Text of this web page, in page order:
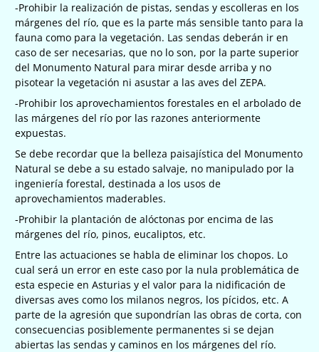
-Prohibir la realización de pistas, sendas y escolleras en los
márgenes del río, que es la parte más sensible tanto para la
fauna como para la vegetación. Las sendas deberán ir en
caso de ser necesarias, que no lo son, por la parte superior
del Monumento Natural para mirar desde arriba y no
pisotear la vegetación ni asustar a las aves del ZEPA.
-Prohibir los aprovechamientos forestales en el arbolado de
las márgenes del río por las razones anteriormente
expuestas.
Se debe recordar que la belleza paisajística del Monumento
Natural se debe a su estado salvaje, no manipulado por la
ingeniería forestal, destinada a los usos de
aprovechamientos maderables.
-Prohibir la plantación de alóctonas por encima de las
márgenes del río, pinos, eucaliptos, etc.
Entre las actuaciones se habla de eliminar los chopos. Lo
cual será un error en este caso por la nula problemática de
esta especie en Asturias y el valor para la nidificación de
diversas aves como los milanos negros, los pícidos, etc. A
parte de la agresión que supondrían las obras de corta, con
consecuencias posiblemente permanentes si se dejan
abiertas las sendas y caminos en los márgenes del río.